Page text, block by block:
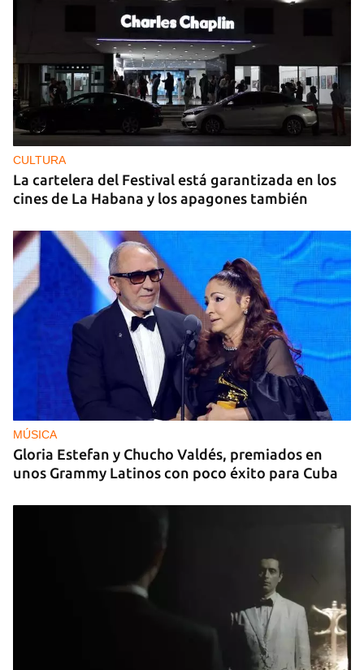
CULTURA
La cartelera del Festival está garantizada en los
cines de La Habana y los apagones también
MÚSICA
Gloria Estefan y Chucho Valdés, premiados en
unos Grammy Latinos con poco éxito para Cuba